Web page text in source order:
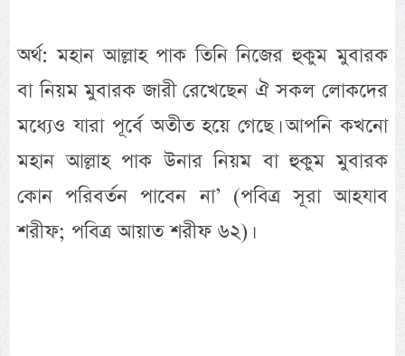
অর্থ: মহান আল্লাহ পাক তিনি নিজের হুকুম মুবারক
বা নিয়ম মুবারক জারী রেখেছেন ঐ সকল লোকদের
মধ্যেও যারা পূর্বে অতীত হয়ে গেছে। আপনি কখনো
মহান আল্লাহ পাক উনার নিয়ম বা হুকুম মুবারক
কোন পরিবর্তন পাবেন না’ (পবিত্র সূরা আহযাব
শরীফ; পবিত্র আয়াত শরীফ ৬২)।